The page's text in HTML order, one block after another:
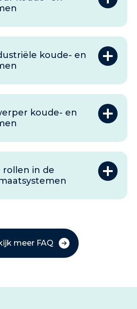
koude- en
koude- en
rollen in de
meer FAQ